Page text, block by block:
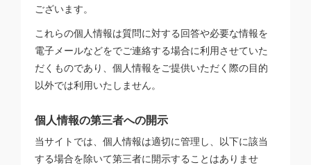
ございます。
これらの個人情報は質問に対する回答や必要な情報を
電子メールなどをでご連絡する場合に利用させていた
だくものであり、個人情報をご提供いただく際の目的
以外では利用いたしません。
個人情報の第三者への開示
当サイトでは、個人情報は適切に管理し、以下に該当
する場合を除いて第三者に開示することはありませ